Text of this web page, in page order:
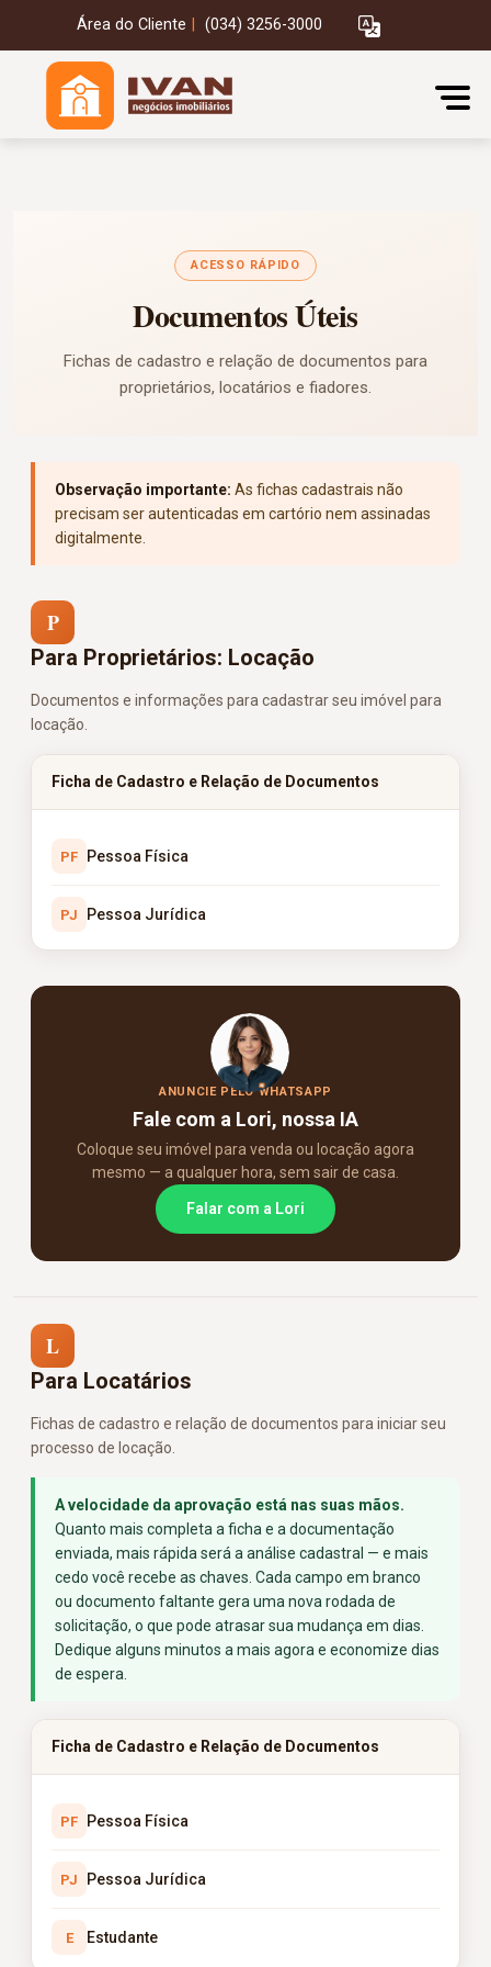
Área do Cliente (034) 3256-3000
ACESSO RÁPIDO
Documentos Úteis
Fichas de cadastro e relação de documentos para
proprietários, locatários e fiadores.
Observação importante: As fichas cadastrais não
precisam ser autenticadas em cartório nem assinadas
digitalmente.
P
Para Proprietários: Locação
Documentos e informações para cadastrar seu imóvel para
locação.
Ficha de Cadastro e Relação de Documentos
PF Pessoa Física
PJ Pessoa Jurídica
ANUNCIE PELO WHATSAPP
Fale com a Lori, nossa IA
Coloque seu imóvel para venda ou locação agora
mesmo — a qualquer hora, sem sair de casa.
Falar com a Lori
L
Para Locatários
Fichas de cadastro e relação de documentos para iniciar seu
processo de locação.
A velocidade da aprovação está nas suas mãos.
Quanto mais completa a ficha e a documentação
enviada, mais rápida será a análise cadastral — e mais
cedo você recebe as chaves. Cada campo em branco
ou documento faltante gera uma nova rodada de
solicitação, o que pode atrasar sua mudança em dias.
Dedique alguns minutos a mais agora e economize dias
de espera.
Ficha de Cadastro e Relação de Documentos
PF Pessoa Física
PJ Pessoa Jurídica
E Estudante